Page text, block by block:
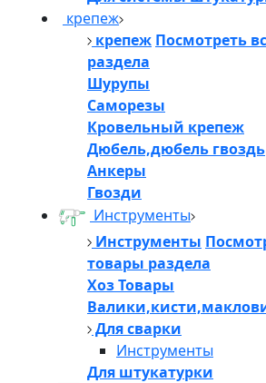
крепеж
крепеж Посмотреть
раздела
Шурупы
Саморезы
Кровельный крепеж
Дюбель,дюбель гвоздь
Анкеры
Гвозди
Инструменты
Инструменты
товары раздела
Хоз Товары
Для сварки
Инструменты
Для штукатурки